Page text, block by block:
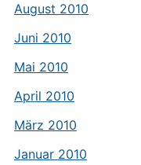
August 2010
Juni 2010
Mai 2010
April 2010
März 2010
Januar 2010